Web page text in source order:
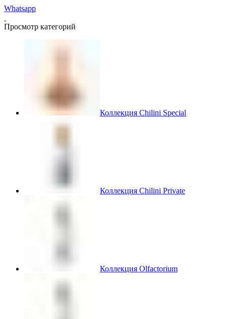
Whatsapp
Просмотр категорий
Коллекция Chilini Special
Коллекция Chilini Private
Коллекция Olfactorium